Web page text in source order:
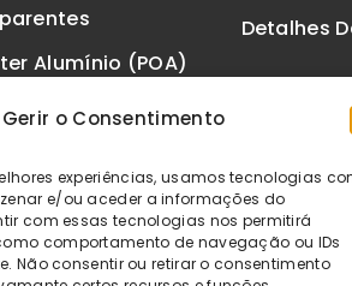
Gerir o Consentimento
experiências, usamos tecnologias
e/ou aceder a informações do
com essas tecnologias nos permitirá
comportamento de navegação ou IDs
Não consentir ou retirar o consentimento
Alumínio (POA)
VOID
Detalhes